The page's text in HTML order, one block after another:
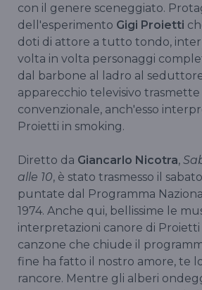
con il genere sceneggiato.
dell'esperimento Gigi Proietti
doti di attore a tutto tondo,
volta in volta personaggi
dal barbone al ladro al
apparecchio televisivo
convenzionale, anch'esso
Proietti in smoking.
Diretto da Giancarlo Nicotra,
alle 10, è stato trasmesso il
puntate dal Programma
1974. Anche qui, bellissime le
interpretazioni canore di
canzone che chiude il
fine ha fatto il nostro amore, te
rancore. Mentre gli alberi